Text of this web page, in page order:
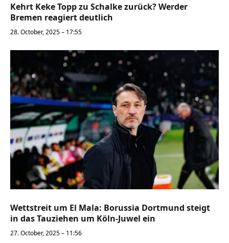
Kehrt Keke Topp zu Schalke zurück? Werder
Bremen reagiert deutlich
28. October, 2025 – 17:55
Wettstreit um El Mala: Borussia Dortmund steigt
in das Tauziehen um Köln-Juwel ein
27. October, 2025 – 11:56